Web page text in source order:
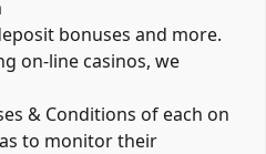
bonuses and more.
on-line casinos, we
& Conditions of each on
to monitor their